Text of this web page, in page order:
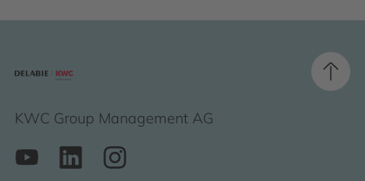
KWC Group Management AG